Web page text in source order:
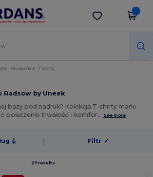
Wordans
w aplikacji!
Pobierz app
| Akcesoria T-shirty
Radsow by Uneek
bazy pod nadruk? Kolekcja T-shirty marki
połączenie trwałości i komfor… See more
Filtr ✓
27 results.